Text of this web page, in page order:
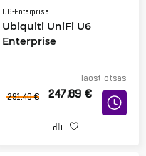
U6-Enterprise
Ubiquiti UniFi U6
Enterprise
laost otsas
291.40 € 247.89 €